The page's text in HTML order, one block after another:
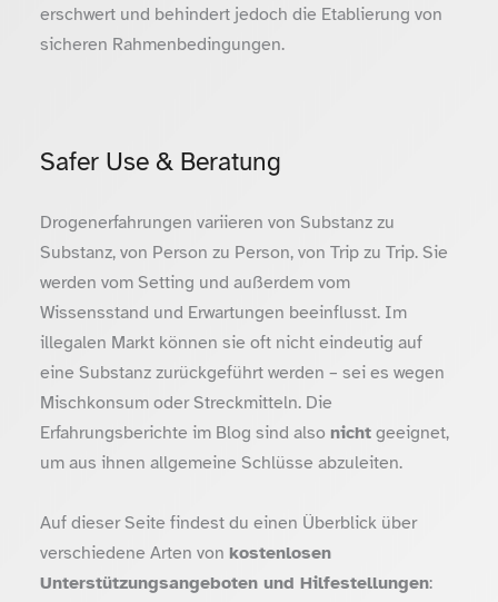
erschwert und behindert jedoch die Etablierung von
sicheren Rahmenbedingungen.
Safer Use & Beratung
Drogenerfahrungen variieren von Substanz zu
Substanz, von Person zu Person, von Trip zu Trip. Sie
werden vom Setting und außerdem vom
Wissensstand und Erwartungen beeinflusst. Im
illegalen Markt können sie oft nicht eindeutig auf
eine Substanz zurückgeführt werden – sei es wegen
Mischkonsum oder Streckmitteln. Die
Erfahrungsberichte im Blog sind also nichtgeeignet,
um aus ihnen allgemeine Schlüsse abzuleiten.
Auf dieser Seite findest du einen Überblick über
verschiedene Arten von kostenlosen
Unterstützungsangeboten und Hilfestellungen: